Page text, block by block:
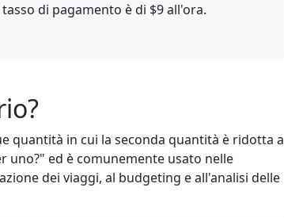
di pagamento è di $9 all'ora.
quantità in cui la seconda quantità è ridotta a
uno?" ed è comunemente usato nelle
dei viaggi, al budgeting e all'analisi delle